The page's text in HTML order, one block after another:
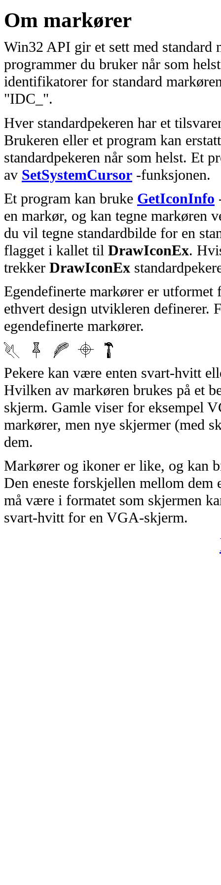
Om markører
Win32 API gir et sett med
programmer du bruker når som
identifikatorer for standard
"IDC_".
Hver standardpekeren har et
Brukeren eller et program kan
standardpekeren når som helst. Et
av SetSystemCursor -funksjonen.
Et program kan bruke GetIconInfo
en markør, og kan tegne markøren
du vil tegne standardbilde for en
flagget i kallet til DrawIconEx.
trekker DrawIconEx
Egendefinerte markører er
ethvert design utvikleren definerer.
egendefinerte markører.
Pekere kan være enten svart-hvitt
Hvilken av markøren brukes på et
skjerm. Gamle viser for eksempel
markører, men nye skjermer (med
dem.
Markører og ikoner er like, og kan
Den eneste forskjellen mellom dem
må være i formatet som skjermen
svart-hvitt for en VGA-skjerm.